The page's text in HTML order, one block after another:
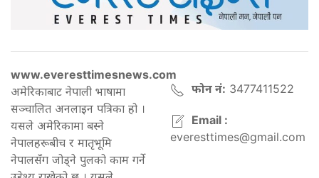
www.everesttimesnews.com
अमेरिकाबाट नेपाली भाषामा
सञ्चालित अनलाइन पत्रिका हो ।
यसले अमेरिकामा बस्ने
नेपालहरूबीच र मातृभूमि
नेपालसँग जोड्ने पुलको काम गर्ने
फोन नं: 3477411522
Email :
everesttimes@gmail.com